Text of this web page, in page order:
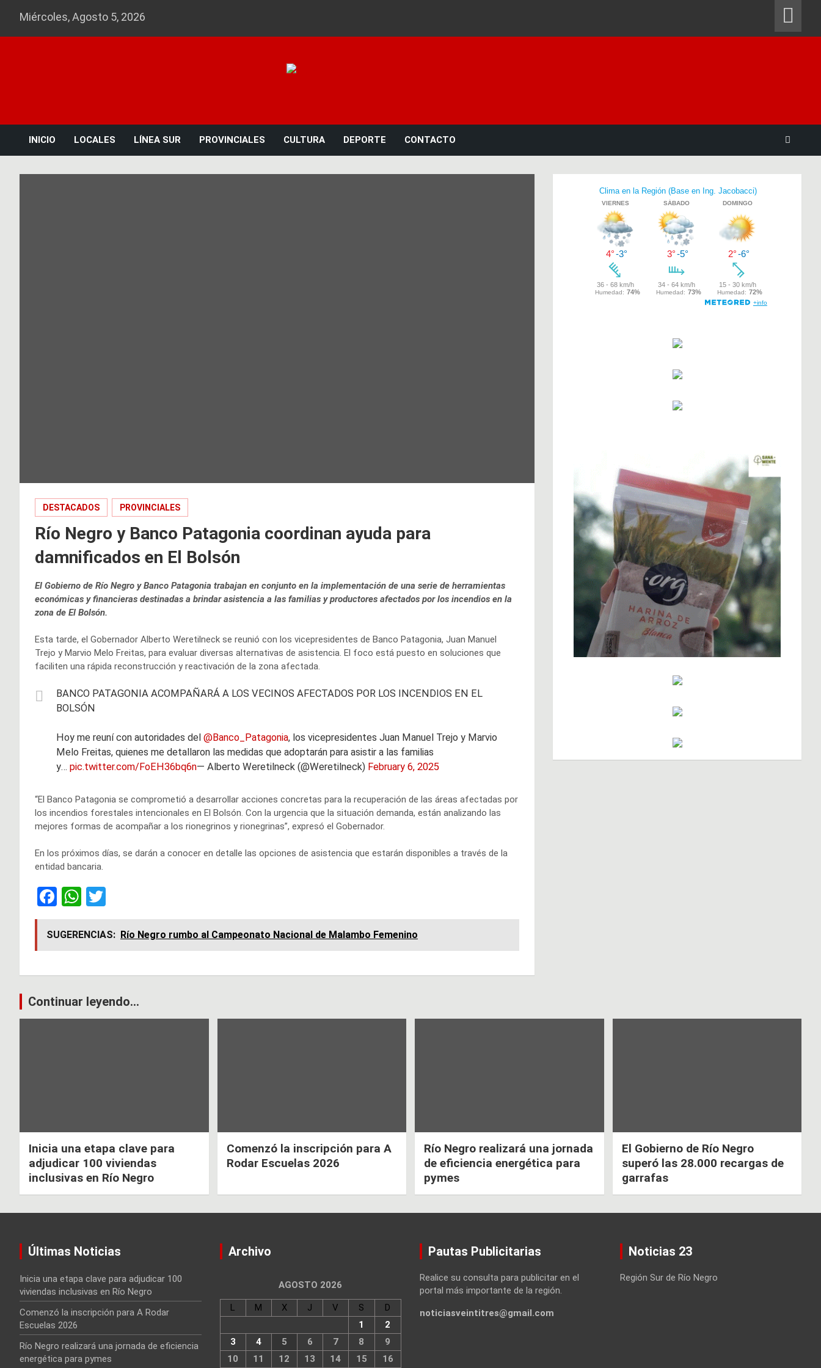
Miércoles, Agosto 5, 2026
INICIO LOCALES LÍNEA SUR PROVINCIALES CULTURA DEPORTE CONTACTO
DESTACADOS PROVINCIALES
Río Negro y Banco Patagonia coordinan ayuda para
damnificados en El Bolsón
El Gobierno de Río Negro y Banco Patagonia trabajan en conjunto en la implementación de una serie de herramientas
económicas y financieras destinadas a brindar asistencia a las familias y productores afectados por los incendios en la
zona de El Bolsón.
Esta tarde, el Gobernador Alberto Weretilneck se reunió con los vicepresidentes de Banco Patagonia, Juan Manuel
Trejo y Marvio Melo Freitas, para evaluar diversas alternativas de asistencia. El foco está puesto en soluciones que
faciliten una rápida reconstrucción y reactivación de la zona afectada.
BANCO PATAGONIA ACOMPAÑARÁ A LOS VECINOS AFECTADOS POR LOS INCENDIOS EN EL
BOLSÓN
Hoy me reuní con autoridades del @Banco_Patagonia, los vicepresidentes Juan Manuel Trejo y Marvio
Melo Freitas, quienes me detallaron las medidas que adoptarán para asistir a las familias
y… pic.twitter.com/FoEH36bq6n— Alberto Weretilneck (@Weretilneck) February 6, 2025
“El Banco Patagonia se comprometió a desarrollar acciones concretas para la recuperación de las áreas afectadas por
los incendios forestales intencionales en El Bolsón. Con la urgencia que la situación demanda, están analizando las
mejores formas de acompañar a los rionegrinos y rionegrinas”, expresó el Gobernador.
En los próximos días, se darán a conocer en detalle las opciones de asistencia que estarán disponibles a través de la
entidad bancaria.
F
a
ce
b
o
o
k
W
h
at
s
A
p
p
wi
tt
er
SUGERENCIAS: Río Negro rumbo al Campeonato Nacional de Malambo Femenino
Navegación
Continuar leyendo...
Inicia una etapa clave para
adjudicar 100 viviendas
inclusivas en Río Negro
Comenzó la inscripción para A
Rodar Escuelas 2026
Río Negro realizará una jornada
de eficiencia energética para
pymes
El Gobierno de Río Negro
superó las 28.000 recargas de
garrafas
Últimas Noticias
Inicia una etapa clave para adjudicar 100
viviendas inclusivas en Río Negro
Comenzó la inscripción para A Rodar
Escuelas 2026
Río Negro realizará una jornada de eficiencia
energética para pymes
Archivo
AGOSTO 2026
L M X J V S
D
1
2
3
4 5 6 7 8
9
10
11 12 13 14 15 16
Pautas Publicitarias
Realice su consulta para publicitar en el
portal más importante de la región.
noticiasveintitres@gmail.com
Noticias 23
Región Sur de Río Negro